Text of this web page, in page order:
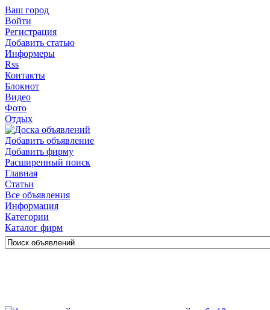
Ваш город
Войти
Регистрация
Добавить статью
Информеры
Rss
Контакты
Блокнот
Видео
Фото
Отдых
Добавить объявление
Добавить фирму
Расширенный поиск
Главная
Статьи
Все объявления
Информация
Категории
Каталог фирм